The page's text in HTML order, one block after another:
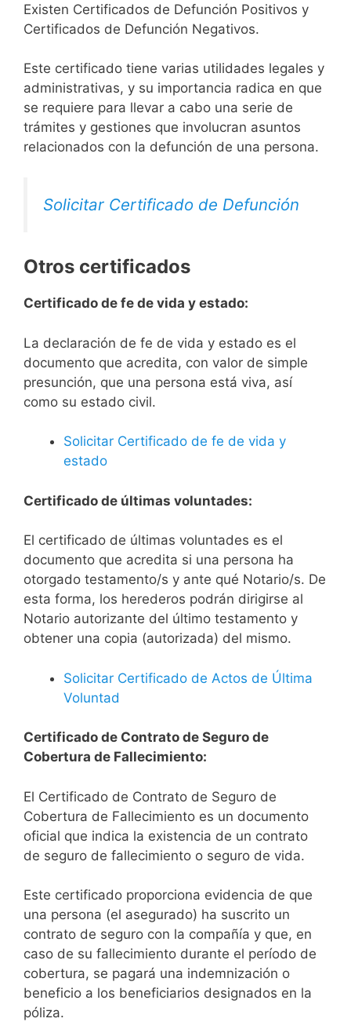
Existen Certificados de Defunción Positivos y
Certificados de Defunción Negativos.
Este certificado tiene varias utilidades legales y
administrativas, y su importancia radica en que
se requiere para llevar a cabo una serie de
trámites y gestiones que involucran asuntos
relacionados con la defunción de una persona.
Solicitar Certificado de Defunción
Otros certificados
Certificado de fe de vida y estado:
La declaración de fe de vida y estado es el
documento que acredita, con valor de simple
presunción, que una persona está viva, así
como su estado civil.
Solicitar Certificado de fe de vida y
estado
Certificado de últimas voluntades:
El certificado de últimas voluntades es el
documento que acredita si una persona ha
otorgado testamento/s y ante qué Notario/s. De
esta forma, los herederos podrán dirigirse al
Notario autorizante del último testamento y
obtener una copia (autorizada) del mismo.
Solicitar Certificado de Actos de Última
Voluntad
Certificado de Contrato de Seguro de
Cobertura de Fallecimiento:
El Certificado de Contrato de Seguro de
Cobertura de Fallecimiento es un documento
oficial que indica la existencia de un contrato
de seguro de fallecimiento o seguro de vida.
Este certificado proporciona evidencia de que
una persona (el asegurado) ha suscrito un
contrato de seguro con la compañía y que, en
caso de su fallecimiento durante el período de
cobertura, se pagará una indemnización o
beneficio a los beneficiarios designados en la
póliza.